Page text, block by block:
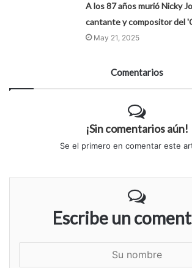
A los 87 años murió Nicky
cantante y compositor del
May 21, 2025
Comentarios
¡Sin comentarios aún!
Se el primero en comentar este
Escribe un